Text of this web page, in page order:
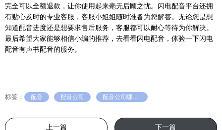
完全可以全额退款，让你使用起来毫无后顾之忧。闪电配音平台还拥
有贴心及时的专业客服，客服小姐姐随时准备为您解答。无论您是想
知道配音进度还是想要求售后服务，客服都可以耐心等待为你解决。
最后希望大家能够相信小编的推荐，去看看闪电配音，体验一下闪电
配音有声书配音的服务。
标签： 配音 配音公司 配音公司哪家好
上一篇 下一篇